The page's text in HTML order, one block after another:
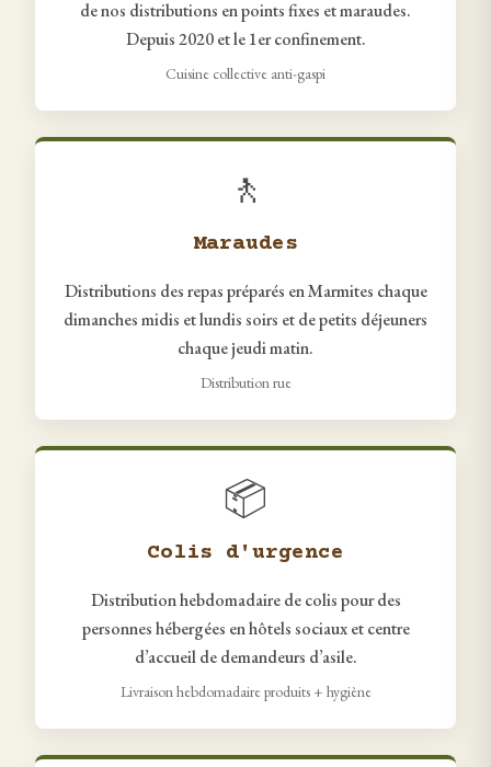
de nos distributions en points fixes et maraudes.
Depuis 2020 et le 1er confinement.
Cuisine collective anti-gaspi
🚶
Maraudes
Distributions des repas préparés en Marmites chaque
dimanches midis et lundis soirs et de petits déjeuners
chaque jeudi matin.
Distribution rue
📦
Colis d'urgence
Distribution hebdomadaire de colis pour des
personnes hébergées en hôtels sociaux et centre
d’accueil de demandeurs d’asile.
Livraison hebdomadaire produits + hygiène